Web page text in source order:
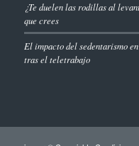
¿Te duelen las rodillas al
que crees
El impacto del sedentarismo
tras el teletrabajo